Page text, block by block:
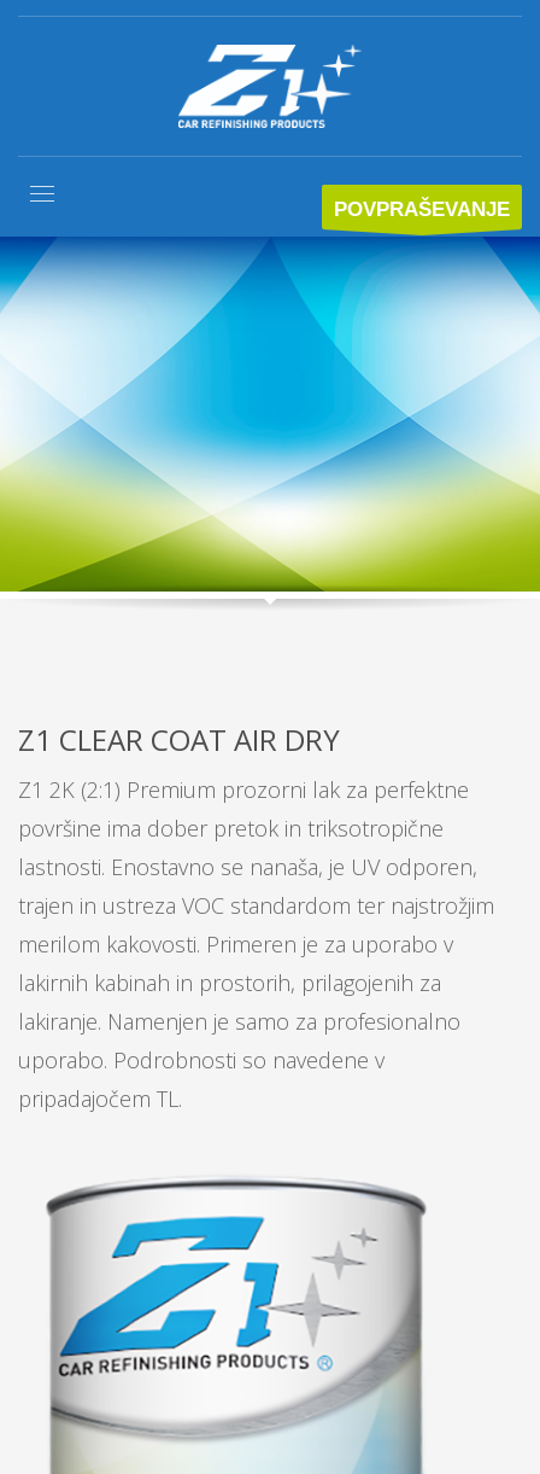
POVPRAŠEVANJE
Z1 CLEAR COAT AIR DRY
Z1 2K (2:1) Premium prozorni lak za perfektne
površine ima dober pretok in triksotropične
lastnosti. Enostavno se nanaša, je UV odporen,
trajen in ustreza VOC standardom ter najstrožjim
merilom kakovosti. Primeren je za uporabo v
lakirnih kabinah in prostorih, prilagojenih za
lakiranje. Namenjen je samo za profesionalno
uporabo. Podrobnosti so navedene v
pripadajočem TL.